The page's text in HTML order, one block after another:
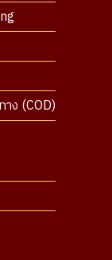
ง (COD)